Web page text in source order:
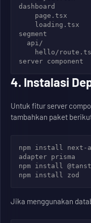
dashboard
segment
4. Instalasi
Untuk fitur server
tambahkan paket
npm install next-
adapter prisma
npm install
Jika menggunakan